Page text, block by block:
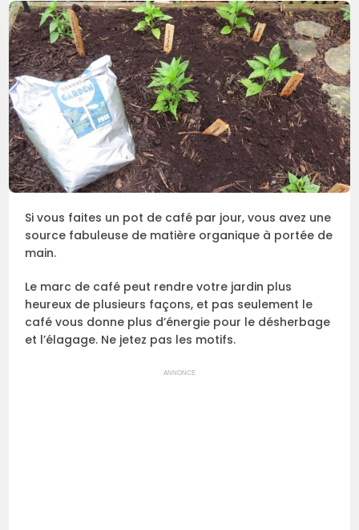
Si vous faites un pot de café par jour, vous avez une
source fabuleuse de matière organique à portée de
main.
Le marc de café peut rendre votre jardin plus
heureux de plusieurs façons, et pas seulement le
café vous donne plus d’énergie pour le désherbage
et l’élagage. Ne jetez pas les motifs.
ANNONCE